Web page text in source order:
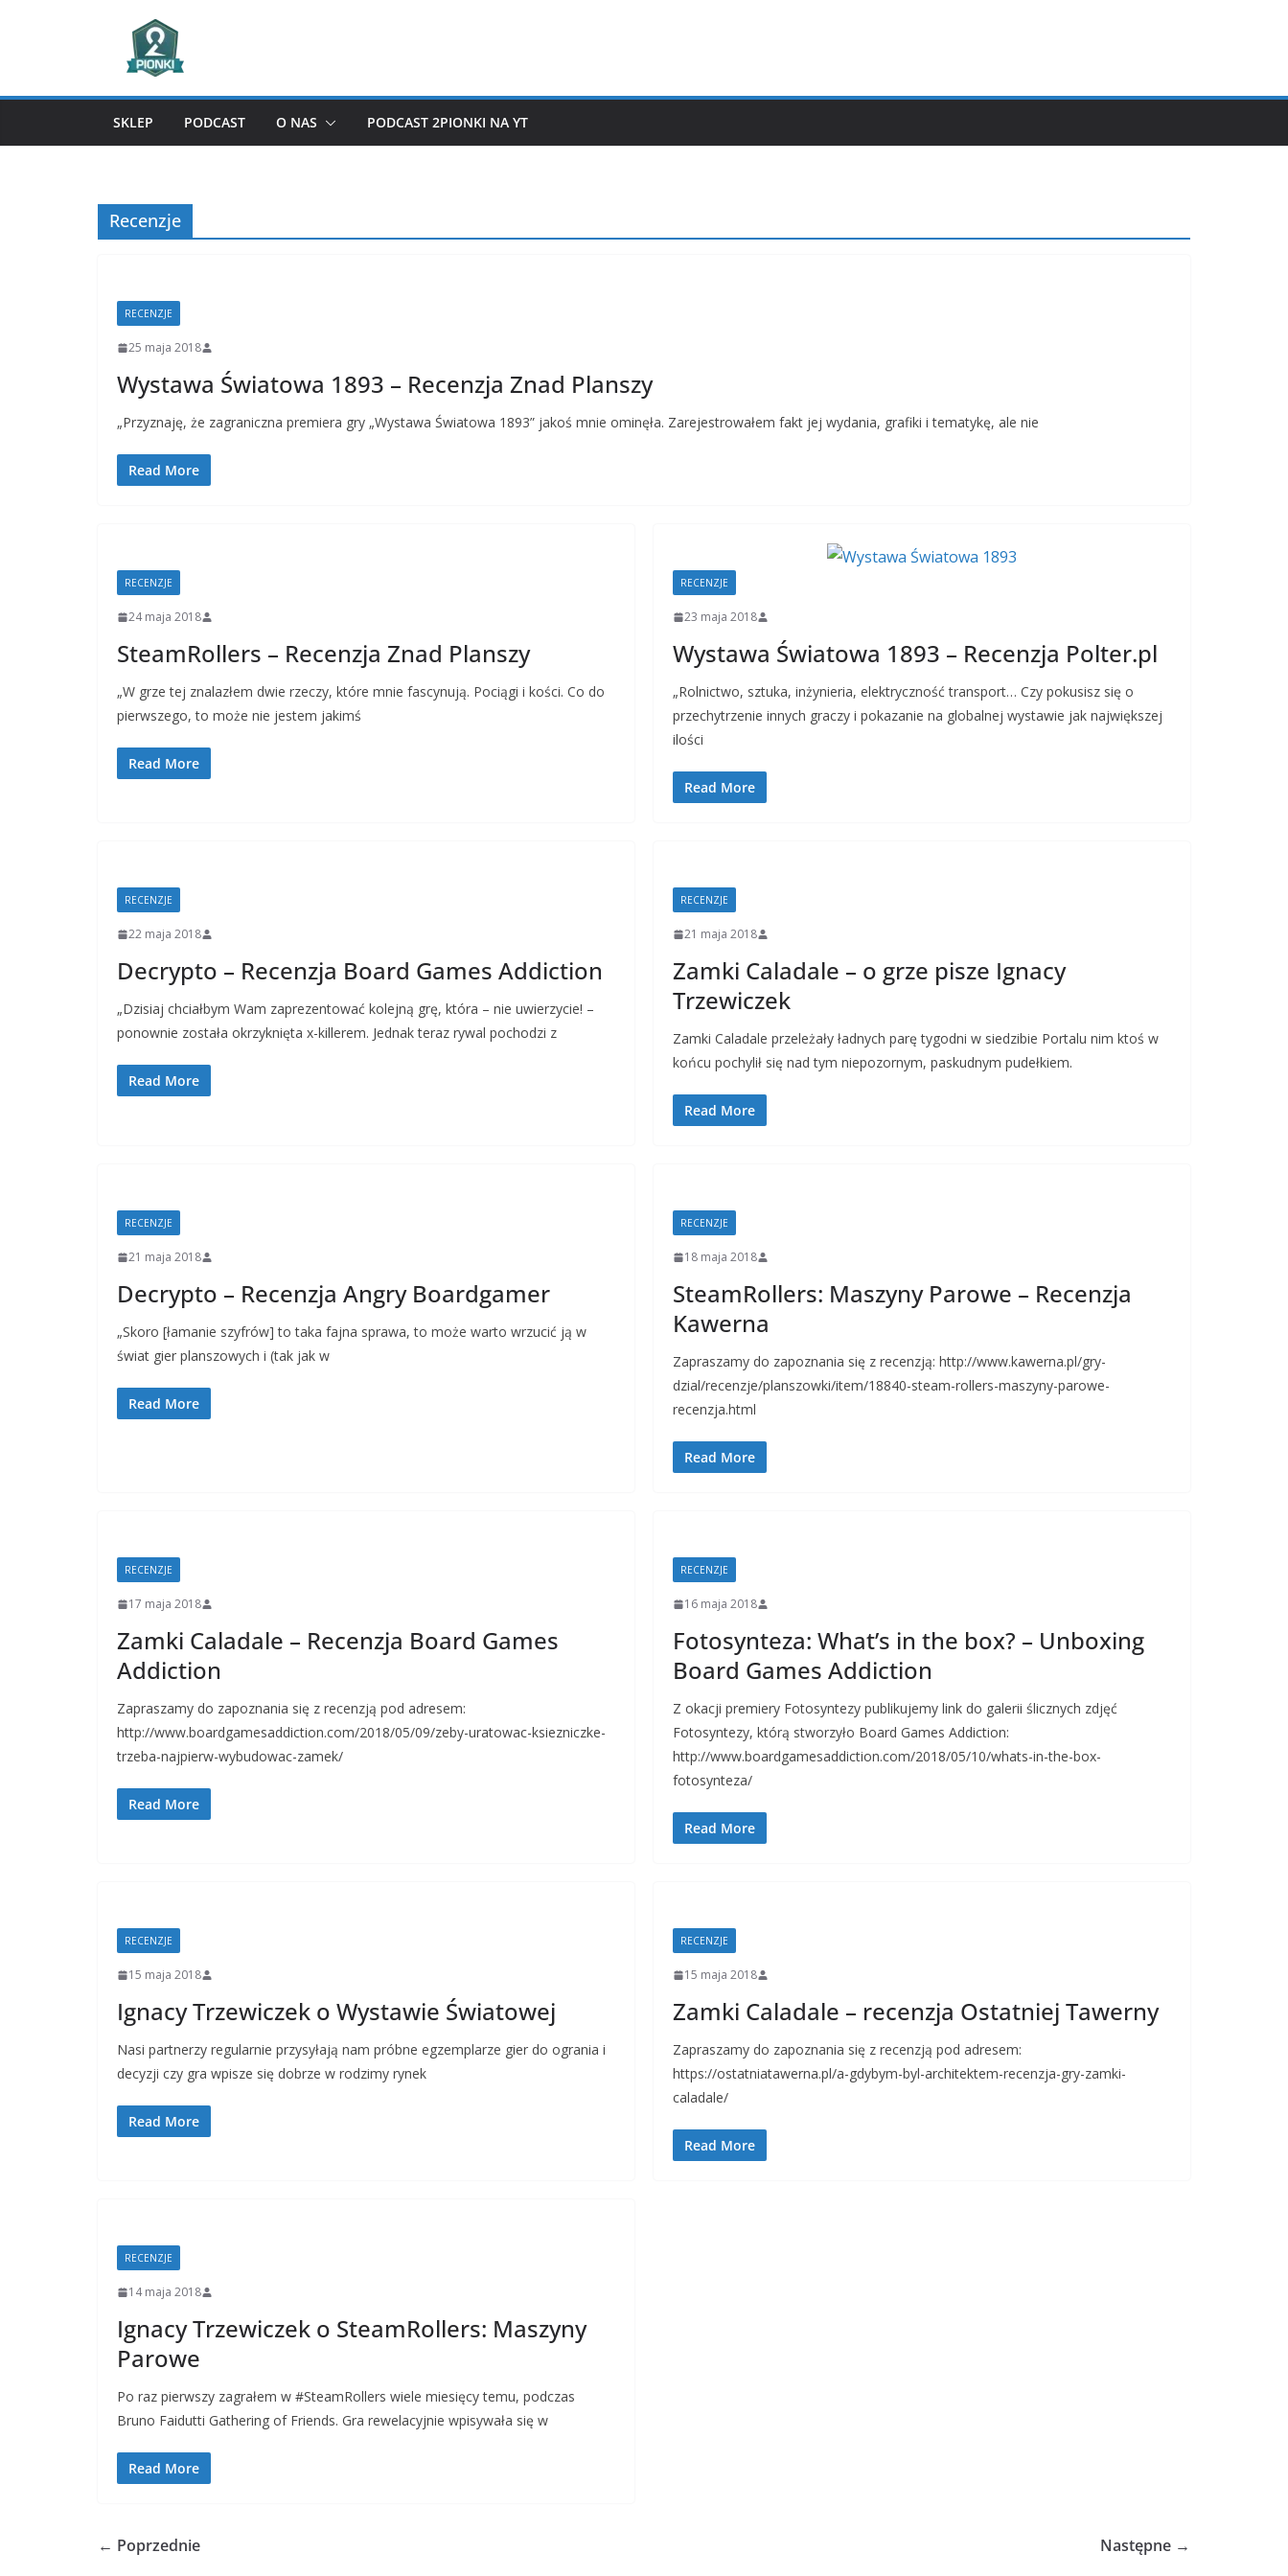
SKLEP PODCAST O NAS PODCAST 2PIONKI NA YT
Recenzje
RECENZJE
25 maja 2018
Wystawa Światowa 1893 – Recenzja Znad Planszy
„Przyznaję, że zagraniczna premiera gry „Wystawa Światowa 1893” jakoś mnie ominęła. Zarejestrowałem fakt jej wydania, grafiki i tematykę, ale nie
Read More
RECENZJE
24 maja 2018
SteamRollers – Recenzja Znad Planszy
„W grze tej znalazłem dwie rzeczy, które mnie fascynują. Pociągi i kości. Co do
pierwszego, to może nie jestem jakimś
Read More
RECENZJE
23 maja 2018
Wystawa Światowa 1893 – Recenzja Polter.pl
„Rolnictwo, sztuka, inżynieria, elektryczność transport… Czy pokusisz się o
przechytrzenie innych graczy i pokazanie na globalnej wystawie jak największej
ilości
Read More
RECENZJE
22 maja 2018
Decrypto – Recenzja Board Games Addiction
„Dzisiaj chciałbym Wam zaprezentować kolejną grę, która – nie uwierzycie! –
ponownie została okrzyknięta x-killerem. Jednak teraz rywal pochodzi z
Read More
RECENZJE
21 maja 2018
Zamki Caladale – o grze pisze Ignacy
Trzewiczek
Zamki Caladale przeleżały ładnych parę tygodni w siedzibie Portalu nim ktoś w
końcu pochylił się nad tym niepozornym, paskudnym pudełkiem.
Read More
RECENZJE
21 maja 2018
Decrypto – Recenzja Angry Boardgamer
„Skoro [łamanie szyfrów] to taka fajna sprawa, to może warto wrzucić ją w
świat gier planszowych i (tak jak w
Read More
RECENZJE
18 maja 2018
SteamRollers: Maszyny Parowe – Recenzja
Kawerna
Zapraszamy do zapoznania się z recenzją: http://www.kawerna.pl/gry-
dzial/recenzje/planszowki/item/18840-steam-rollers-maszyny-parowe-
recenzja.html
Read More
RECENZJE
17 maja 2018
Zamki Caladale – Recenzja Board Games
Addiction
Zapraszamy do zapoznania się z recenzją pod adresem:
http://www.boardgamesaddiction.com/2018/05/09/zeby-uratowac-ksiezniczke-
trzeba-najpierw-wybudowac-zamek/
Read More
RECENZJE
16 maja 2018
Fotosynteza: What’s in the box? – Unboxing
Board Games Addiction
Z okacji premiery Fotosyntezy publikujemy link do galerii ślicznych zdjęć
Fotosyntezy, którą stworzyło Board Games Addiction:
http://www.boardgamesaddiction.com/2018/05/10/whats-in-the-box-
fotosynteza/
Read More
RECENZJE
15 maja 2018
Ignacy Trzewiczek o Wystawie Światowej
Nasi partnerzy regularnie przysyłają nam próbne egzemplarze gier do ogrania i
decyzji czy gra wpisze się dobrze w rodzimy rynek
Read More
RECENZJE
15 maja 2018
Zamki Caladale – recenzja Ostatniej Tawerny
Zapraszamy do zapoznania się z recenzją pod adresem:
https://ostatniatawerna.pl/a-gdybym-byl-architektem-recenzja-gry-zamki-
caladale/
Read More
RECENZJE
14 maja 2018
Ignacy Trzewiczek o SteamRollers: Maszyny
Parowe
Po raz pierwszy zagrałem w #SteamRollers wiele miesięcy temu, podczas
Bruno Faidutti Gathering of Friends. Gra rewelacyjnie wpisywała się w
Read More
← Poprzednie Następne →